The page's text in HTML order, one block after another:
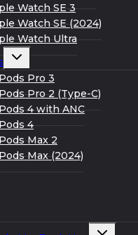
Watch SE 3
Watch SE (2024)
Watch Ultra
Развернуть
менюPro 3
Pro 2 (Type-C)
4 with ANC
4
Max 2
Max (2024)
Развернуть